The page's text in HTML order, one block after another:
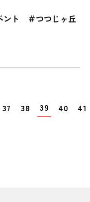
ント ＃つつじヶ丘
37 38 39 40 41